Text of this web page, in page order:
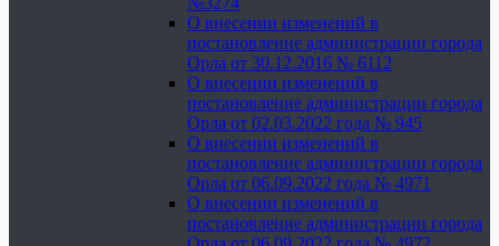
О внесении изменений в
постановление администрации города
Орла от 30.12.2016 № 6112
О внесении изменений в
постановление администрации города
Орла от 02.03.2022 года № 945
О внесении изменений в
постановление администрации города
Орла от 06.09.2022 года № 4971
О внесении изменений в
постановление администрации города